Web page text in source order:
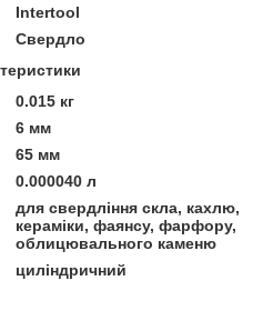
Intertool
Свердло
0.015 кг
6 мм
65 мм
0.000040 л
для свердління скла, кахлю,
кераміки, фаянсу, фарфору,
облицювального каменю
циліндричний